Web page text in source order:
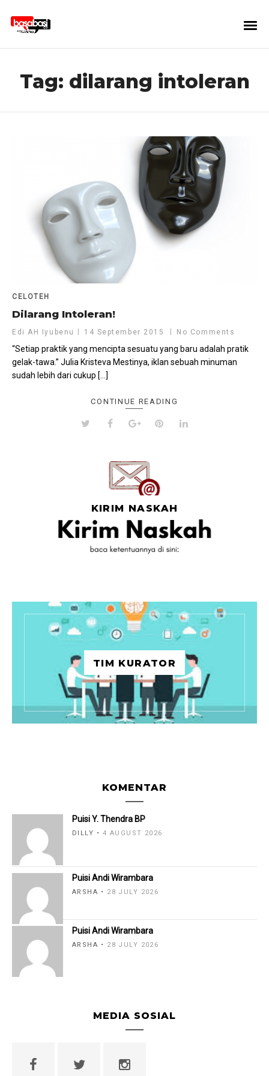
Tag: dilarang intoleran
CELOTEH
Dilarang Intoleran!
Edi AH Iyubenu 14 September 2015 No Comments
“Setiap praktik yang mencipta sesuatu yang baru adalah pratik
gelak-tawa.” Julia Kristeva Mestinya, iklan sebuah minuman
sudah lebih dari cukup […]
CONTINUE READING
KIRIM NASKAH
TIM KURATOR
KOMENTAR
Puisi Y. Thendra BP
DILLY 4 AUGUST 2026
Puisi Andi Wirambara
ARSHA 28 JULY 2026
Puisi Andi Wirambara
ARSHA 28 JULY 2026
MEDIA SOSIAL